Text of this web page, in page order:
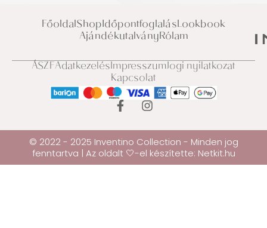
FőoldalShopIdőpontfoglalásLookbook
AjándékutalványRólam
ÁSZFAdatkezelésImpresszumJogi nyilatkozat
Kapcsolat
© 2022 - 2025 Inventino Collection - Minden jog
fenntartva | Az oldalt 🤍-el készítette: Netkit.hu